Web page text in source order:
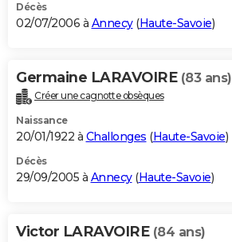
Décès
02/07/2006 à Annecy(Haute-Savoie)
Germaine LARAVOIRE (83 ans)
Créer une cagnotte obsèques
Naissance
20/01/1922 à Challonges (Haute-Savoie)
Décès
29/09/2005 à Annecy(Haute-Savoie)
Victor LARAVOIRE (84 ans)